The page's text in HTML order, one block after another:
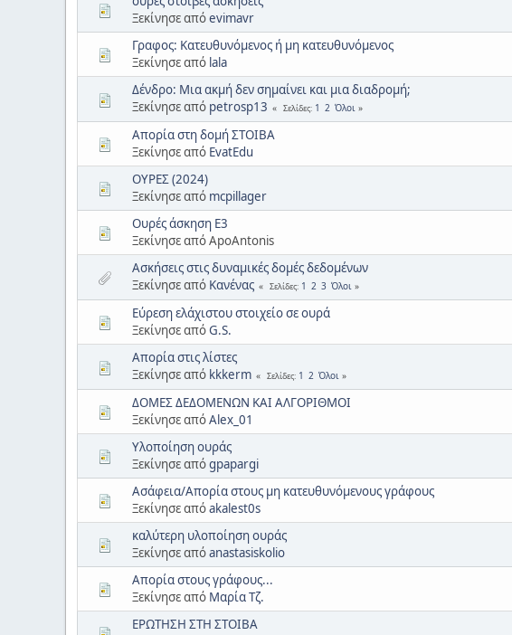
Ξεκίνησε απόevimavr
Γραφος: Κατευθυνόμενος ή μη κατευθυνόμενος
Ξεκίνησε από lala
Δένδρο: Μια ακμή δεν σημαίνει και μια διαδρομή;
Ξεκίνησε από petrosp13 Σελίδες 1 2 Όλοι
Απορία στη δομή ΣΤΟΙΒΑ
Ξεκίνησε από EvatEdu
ΟΥΡΕΣ (2024)
Ξεκίνησε από mcpillager
Ουρές άσκηση Ε3
Ξεκίνησε από ApoAntonis
Ασκήσεις στις δυναμικές δομές δεδομένων
Ξεκίνησε από Κανένας Σελίδες 1 2 3 Όλοι
Εύρεση ελάχιστου στοιχείο σε ουρά
Ξεκίνησε απόG.S.
Απορία στις λίστες
Ξεκίνησε από kkkerm Σελίδες 1 2 Όλοι
ΔΟΜΕΣ ΔΕΔΟΜΕΝΩΝ ΚΑΙ ΑΛΓΟΡΙΘΜΟΙ
Ξεκίνησε απόAlex_01
Υλοποίηση ουράς
Ξεκίνησε απόgpapargi
Ασάφεια/Απορία στους μη κατευθυνόμενους γράφους
Ξεκίνησε απόakalest0s
καλύτερη υλοποίηση ουράς
Ξεκίνησε απόanastasiskolio
Απορία στους γράφους...
Ξεκίνησε από Mαρία Τζ.
ΕΡΩΤΗΣΗ ΣΤΗ ΣΤΟΙΒΑ